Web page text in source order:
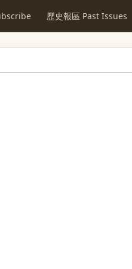
歷史報區 Past Issues